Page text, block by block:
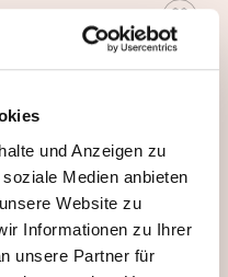
und Anzeigen zu
Medien anbieten
Website zu
Informationen zu Ihrer
unsere Partner für